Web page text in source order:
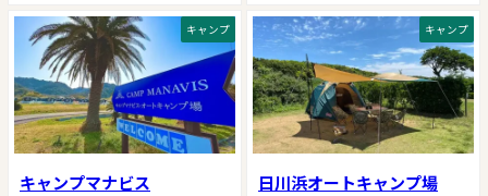
キャンプ
キャンプマナビス
キャンプ
日川浜オートキャンプ場